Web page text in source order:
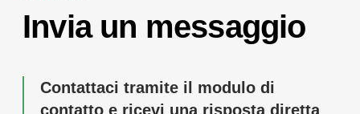
Invia un messaggio
Contattaci tramite il modulo di
contatto e ricevi una risposta diretta